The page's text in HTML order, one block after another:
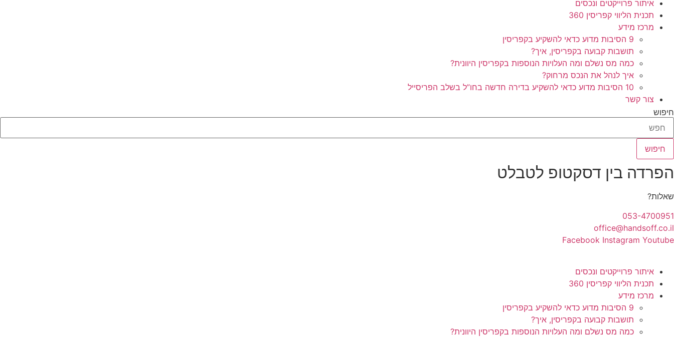
איתור פרוייקטים ונכסים
תכנית הליווי קפריסין 360
מרכז מידע
9 הסיבות מדוע כדאי להשקיע בקפריסין
תושבות קבועה בקפריסין, איך?
כמה מס נשלם ומה העלויות הנוספות בקפריסין היוונית?
איך לנהל את הנכס מרחוק?
10 הסיבות מדוע כדאי להשקיע בדירה חדשה בחו”ל בשלב הפריסייל
צור קשר
חיפוש
חיפוש
הפרדה בין דסקטופ לטבלט
שאלות?
053-4700951
office@handsoff.co.il
Facebook Instagram Youtube
איתור פרוייקטים ונכסים
תכנית הליווי קפריסין 360
מרכז מידע
9 הסיבות מדוע כדאי להשקיע בקפריסין
תושבות קבועה בקפריסין, איך?
כמה מס נשלם ומה העלויות הנוספות בקפריסין היוונית?